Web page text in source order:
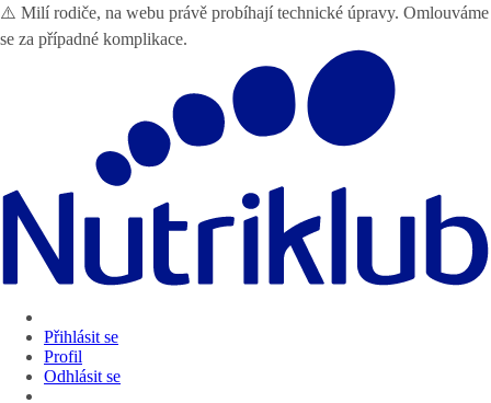
⚠️ Milí rodiče, na webu právě probíhají technické úpravy. Omlouváme
se za případné komplikace.
Přihlásit se
Profil
Odhlásit se